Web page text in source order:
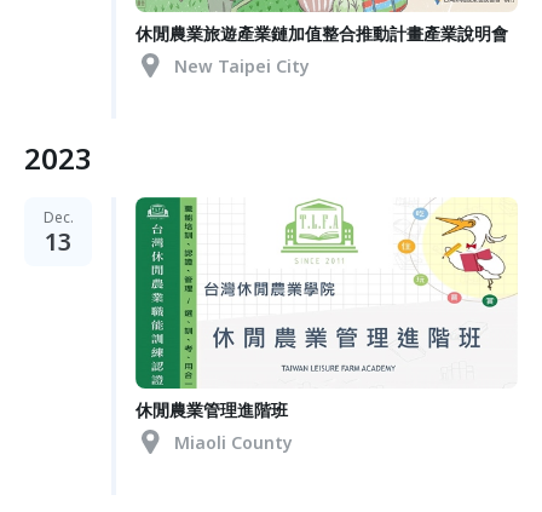
休閒農業旅遊產業鏈加值整合推動計畫產業說明會
New Taipei City
2023
Dec.
13
休閒農業管理進階班
Miaoli County